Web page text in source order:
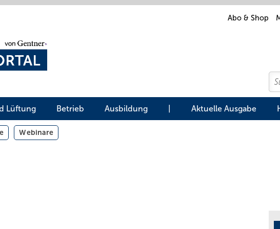
Abo & Shop
Lüftung Betrieb Ausbildung Aktuelle Ausgabe
Webinare